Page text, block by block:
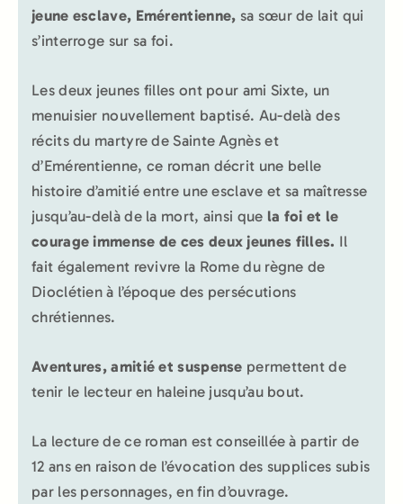
jeune esclave, Emérentienne, sa sœur de lait qui
s’interroge sur sa foi.
Les deux jeunes filles ont pour ami Sixte, un
menuisier nouvellement baptisé. Au-delà des
récits du martyre de Sainte Agnès et
d’Emérentienne, ce roman décrit une belle
histoire d’amitié entre une esclave et sa maîtresse
jusqu’au-delà de la mort, ainsi que la foi et le
courage immense de ces deux jeunes filles. Il
fait également revivre la Rome du règne de
Dioclétien à l’époque des persécutions
chrétiennes.
Aventures, amitié et suspense permettent de
tenir le lecteur en haleine jusqu’au bout.
La lecture de ce roman est conseillée à partir de
12 ans en raison de l’évocation des supplices subis
par les personnages, en fin d’ouvrage.